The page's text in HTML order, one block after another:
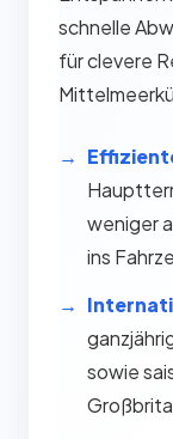
schnelle
für clevere
weniger
ins
sowie